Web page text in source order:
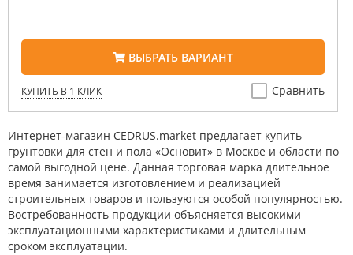
ВЫБРАТЬ ВАРИАНТ
КУПИТЬ В 1 КЛИК Сравнить
Интернет-магазин CEDRUS.market предлагает купить
грунтовки для стен и пола «Основит» в Москве и области по
самой выгодной цене. Данная торговая марка длительное
время занимается изготовлением и реализацией
строительных товаров и пользуются особой популярностью.
Востребованность продукции объясняется высокими
эксплуатационными характеристиками и длительным
сроком эксплуатации.